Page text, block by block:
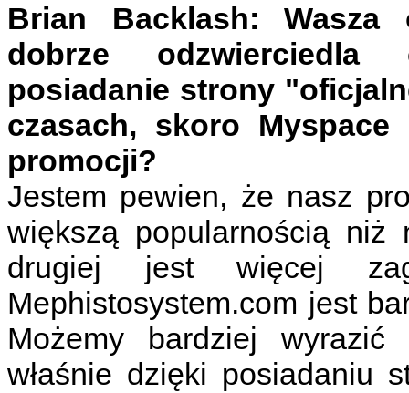
Brian Backlash:
dobrze odzwierciedla
posiadanie strony
czasach, skoro
promocji?
Jestem pewien, że nasz
większą popularnością
drugiej jest więcej
Mephistosystem.com jest
Możemy bardziej
właśnie dzięki posiadaniu